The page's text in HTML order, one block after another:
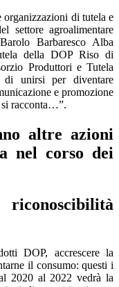
di tutela e
settore agroalimentare
Barbaresco Alba
della DOP Riso di
Produttori e Tutela
unirsi per diventare
e promozione
si racconta…”.
altre azioni
nel corso dei
riconoscibilità
DOP, accrescere la
il consumo: questi i
2020 al 2022 vedrà la